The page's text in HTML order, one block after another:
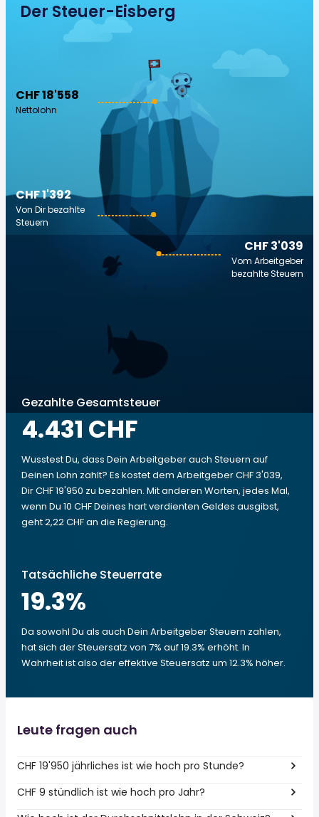
Der Steuer-Eisberg
CHF 18'558
Nettolohn
CHF 3'039
Vom Arbeitgeber
bezahlte Steuern
CHF 1'392
Von Dir bezahlte
Steuern
Gezahlte Gesamtsteuer
4.431 CHF
Wusstest Du, dass Dein Arbeitgeber auch Steuern auf
Deinen Lohn zahlt? Es kostet dem Arbeitgeber CHF 3'039,
Dir CHF 19'950 zu bezahlen. Mit anderen Worten, jedes Mal,
wenn Du 10 CHF Deines hart verdienten Geldes ausgibst,
geht 2,22 CHF an die Regierung.
Tatsächliche Steuerrate
19.3%
Da sowohl Du als auch Dein Arbeitgeber Steuern zahlen,
hat sich der Steuersatz von 7% auf 19.3% erhöht. In
Wahrheit ist also der effektive Steuersatz um 12.3% höher.
Leute fragen auch
CHF 19'950 jährliches ist wie hoch pro Stunde?
CHF 9 stündlich ist wie hoch pro Jahr?